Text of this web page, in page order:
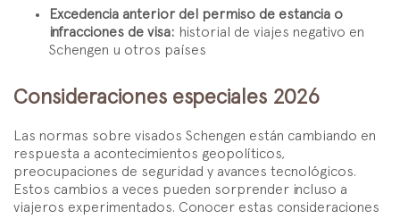
Excedencia anterior del permiso de estancia o
infracciones de visa: historial de viajes negativo en
Schengen u otros países
Consideraciones especiales 2026
Las normas sobre visados Schengen están cambiando en
respuesta a acontecimientos geopolíticos,
preocupaciones de seguridad y avances tecnológicos.
Estos cambios a veces pueden sorprender incluso a
viajeros experimentados. Conocer estas consideraciones